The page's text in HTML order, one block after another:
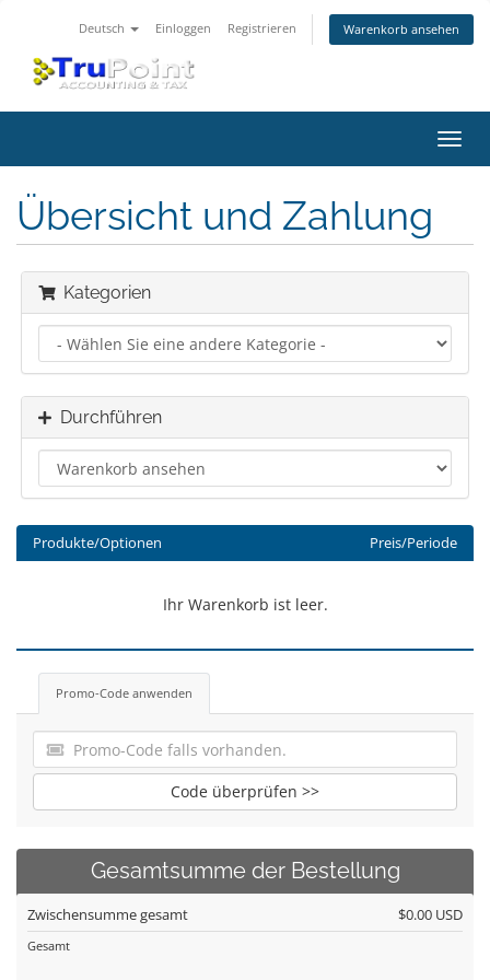
Deutsch Einloggen Registrieren Warenkorb ansehen
ein-/
Übersicht und Zahlung
Kategorien
Durchführen
Produkte/Optionen Preis/Periode
Ihr Warenkorb ist leer.
Promo-Code anwenden
Code überprüfen >>
Gesamtsumme der Bestellung
Zwischensumme gesamt $0.00 USD
Gesamt